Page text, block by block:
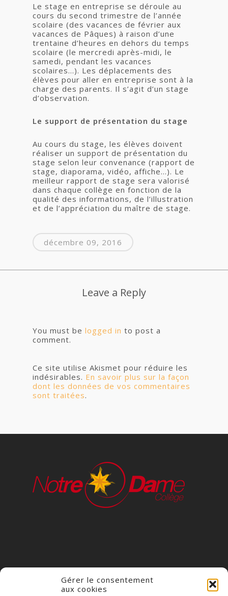
Gérer le consentement
aux cookies
Le stage en entreprise se déroule au
cours du second trimestre de l’année
scolaire (des vacances de février aux
vacances de Pâques) à raison d’une
trentaine d’heures en dehors du temps
scolaire (le mercredi après-midi, le
samedi, pendant les vacances
scolaires…). Les déplacements des
élèves pour aller en entreprise sont à la
charge des parents. Il s’agit d’un stage
d’observation.
Le support de présentation du stage
Au cours du stage, les élèves doivent
réaliser un support de présentation du
stage selon leur convenance (rapport de
stage, diaporama, vidéo, affiche…). Le
meilleur rapport de stage sera valorisé
dans chaque collège en fonction de la
qualité des informations, de l’illustration
et de l’appréciation du maître de stage.
décembre 09, 2016
Leave a Reply
You must be logged in to post a
comment.
Ce site utilise Akismet pour réduire les
indésirables. En savoir plus sur la façon
dont les données de vos commentaires
sont traitées.